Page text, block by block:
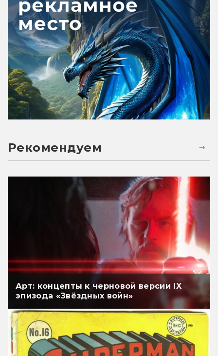
Рекомендуем
Арт: концепты к черновой версии IX
эпизода «Звёздных войн»